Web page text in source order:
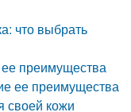
что выбрать
ее преимущества
ее преимущества
своей кожи